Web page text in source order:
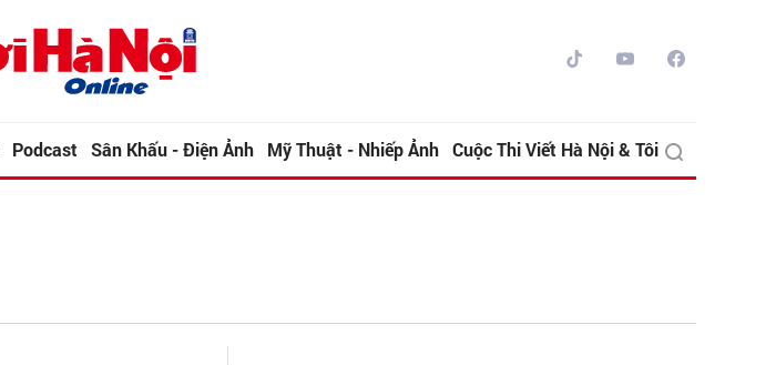
Podcast Sân Khấu - Điện Ảnh Mỹ Thuật - Nhiếp Ảnh Cuộc Thi Viết Hà Nội & Tôi